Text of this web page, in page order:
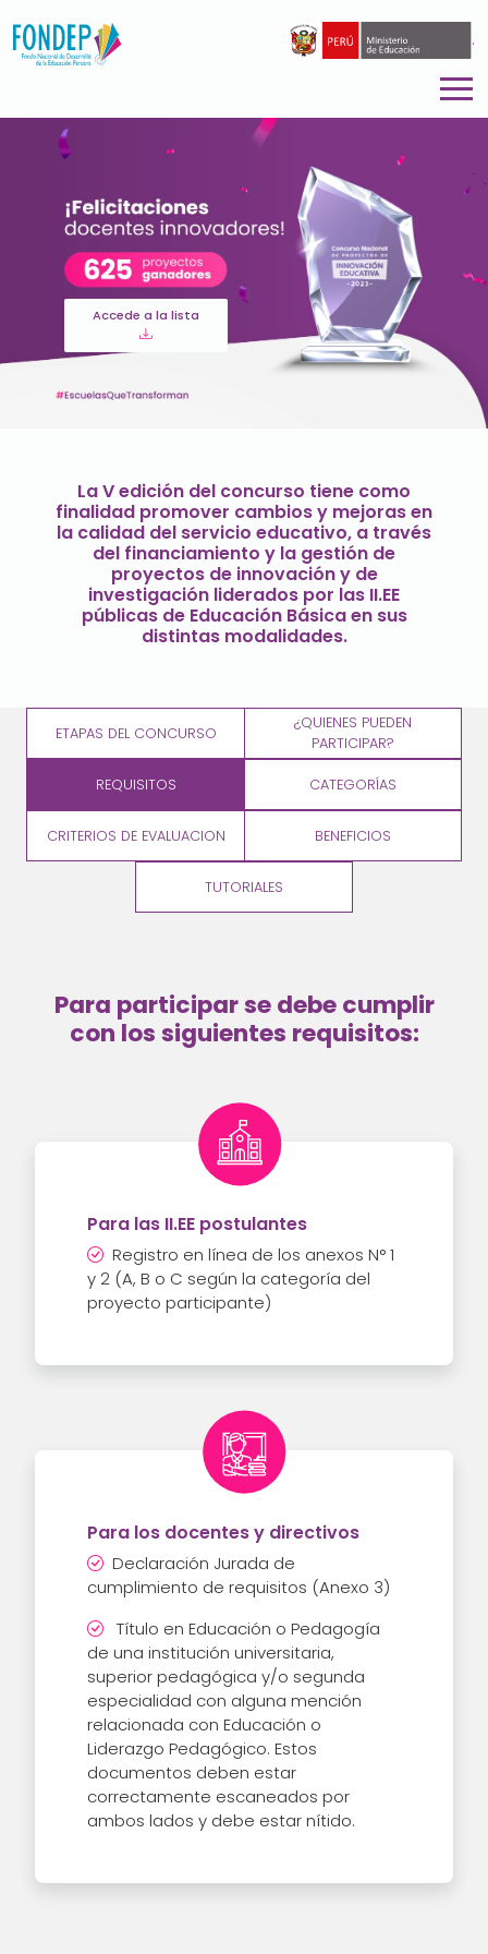
.
Accede a la lista
La V edición del concurso tiene como
finalidad promover cambios y mejoras en
la calidad del servicio educativo, a través
del financiamiento y la gestión de
proyectos de innovación y de
investigación liderados por las II.EE
públicas de Educación Básica en sus
distintas modalidades.
ETAPAS DEL CONCURSO
¿QUIENES PUEDEN
PARTICIPAR?
REQUISITOS CATEGORÍAS
CRITERIOS DE EVALUACION BENEFICIOS
TUTORIALES
Para participar se debe cumplir
con los siguientes requisitos:
Para las II.EE postulantes
Registro en línea de los anexos N° 1
y 2 (A, B o C según la categoría del
proyecto participante)
Para los docentes y directivos
Declaración Jurada de
cumplimiento de requisitos (Anexo 3)
Título en Educación o Pedagogía
de una institución universitaria,
superior pedagógica y/o segunda
especialidad con alguna mención
relacionada con Educación o
Liderazgo Pedagógico. Estos
documentos deben estar
correctamente escaneados por
ambos lados y debe estar nítido.